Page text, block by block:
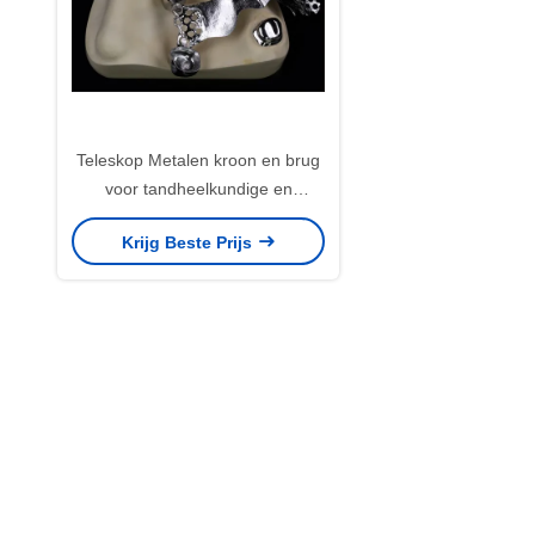
Teleskop Metalen kroon en brug
voor tandheelkundige en
orthodontische
Krijg Beste Prijs